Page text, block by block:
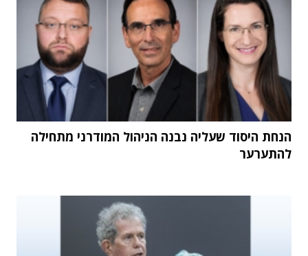
הנחת היסוד שעליה נבנה הניהול המודרני מתחילה
להתערער